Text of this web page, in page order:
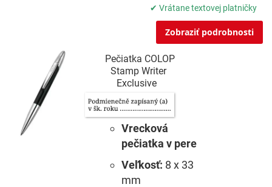
✔ Vrátane textovej platničky
Zobraziť podrobnosti
Pečiatka COLOP
Stamp Writer
Exclusive
Vrecková
pečiatka v pere
Veľkosť: 8 x 33
mm